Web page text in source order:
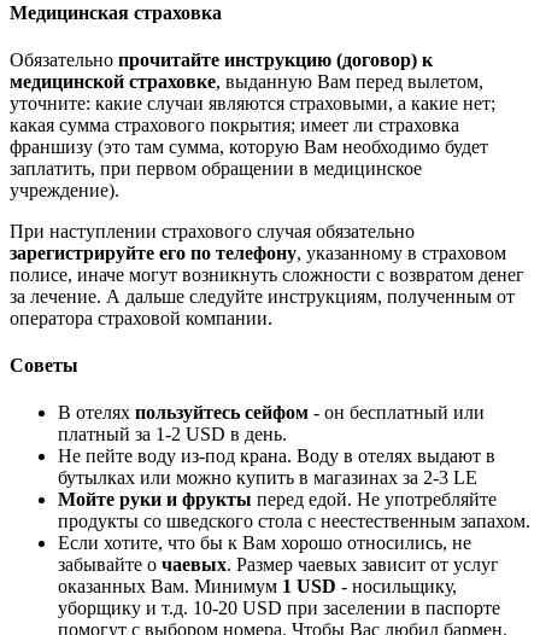
Медицинская страховка
Обязательно прочитайте инструкцию (договор) к
медицинской страховке, выданную Вам перед вылетом,
уточните: какие случаи являются страховыми, а какие нет;
какая сумма страхового покрытия; имеет ли страховка
франшизу (это там сумма, которую Вам необходимо будет
заплатить, при первом обращении в медицинское
учреждение).
При наступлении страхового случая обязательно
зарегистрируйте его по телефону, указанному в страховом
полисе, иначе могут возникнуть сложности с возвратом денег
за лечение. А дальше следуйте инструкциям, полученным от
оператора страховой компании.
Советы
В отелях пользуйтесь сейфом - он бесплатный или
платный за 1-2 USD в день.
Не пейте воду из-под крана. Воду в отелях выдают в
бутылках или можно купить в магазинах за 2-3 LE
Мойте руки и фрукты перед едой. Не употребляйте
продукты со шведского стола с неестественным запахом.
Если хотите, что бы к Вам хорошо относились, не
забывайте о чаевых. Размер чаевых зависит от услуг
оказанных Вам. Минимум 1 USD - носильщику,
уборщику и т.д. 10-20 USD при заселении в паспорте
помогут с выбором номера. Чтобы Вас любил бармен,